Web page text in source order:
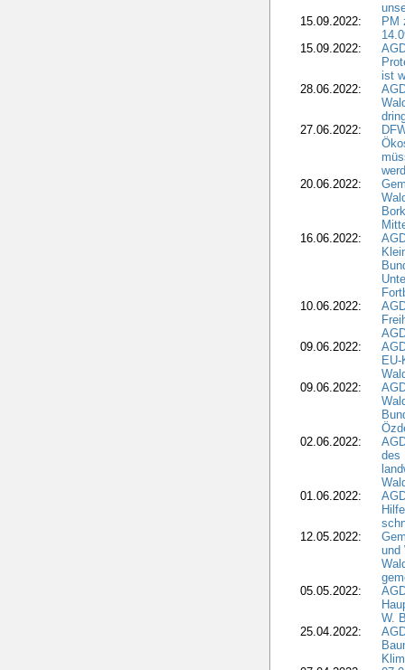
15.09.2022:
PM
15.09.2022:
ist
28.06.2022:
27.06.2022:
20.06.2022:
16.06.2022:
10.06.2022:
09.06.2022:
09.06.2022:
02.06.2022:
des
01.06.2022:
12.05.2022:
und
05.05.2022:
W.
25.04.2022: